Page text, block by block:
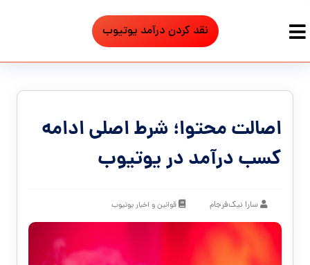
نقد کردن درآمد یوتیوب
اصالت محتوا؛ شرط اصلی ادامه
کسب درآمد در یوتیوب
سارا نیک‌فرجام قوانین و اخبار یوتیوب